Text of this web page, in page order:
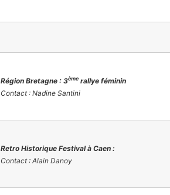
Région Bretagne : 3ème rallye féminin
Contact : Nadine Santini
Retro Historique Festival à Caen :
Contact : Alain Danoy